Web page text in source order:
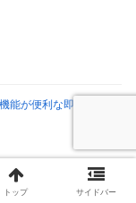
能が便利な即払い式コ
トップ サイドバー